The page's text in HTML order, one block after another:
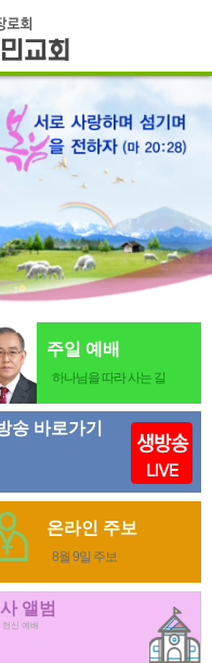
주일 예배
하나님을 따라 사는 길
송 바로가기
온라인 주보
8월 9일 주보
앨범
헌신 예배